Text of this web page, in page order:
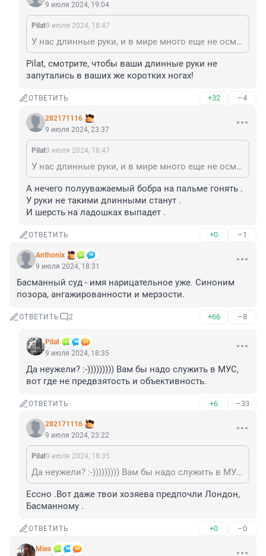
9 июля 2024, 19:04
Pilat9 июля 2024, 18:47
У нас длинные руки, и в мире много еще не осмотренных шпилей.
Pilat, смотрите, чтобы ваши длинные руки не
запутались в ваших же коротких ногах!
ОТВЕТИТЬ +32 –4
282171116
9 июля 2024, 23:37
Pilat9 июля 2024, 18:47
У нас длинные руки, и в мире много еще не осмотренных шпилей.
А нечего полууважаемый бобра на пальме гонять .
У руки не такими длинными станут .
И шерсть на ладошках выпадет .
ОТВЕТИТЬ +0 –1
Anthonix
9 июля 2024, 18:31
Басманный суд - имя нарицательное уже. Синоним
позора, ангажированности и мерзости.
ОТВЕТИТЬ 2 +66 –8
Pilat
9 июля 2024, 18:35
Да неужели? :-))))))))) Вам бы надо служить в МУС,
вот где не предвзятость и объективность.
ОТВЕТИТЬ +6 –33
282171116
9 июля 2024, 23:22
Pilat9 июля 2024, 18:35
Да неужели? :-))))))))) Вам бы надо служить в МУС, вот где не предвзятость и объективность.
Ессно .Вот даже твои хозяева предпочли Лондон,
Басманному .
ОТВЕТИТЬ +0 –0
Mies